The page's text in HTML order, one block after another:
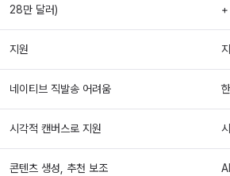
28만 달러)
+
지원
네이티브 직발송 어려움
시각적 캔버스로 지원
콘텐츠 생성, 추천 보조